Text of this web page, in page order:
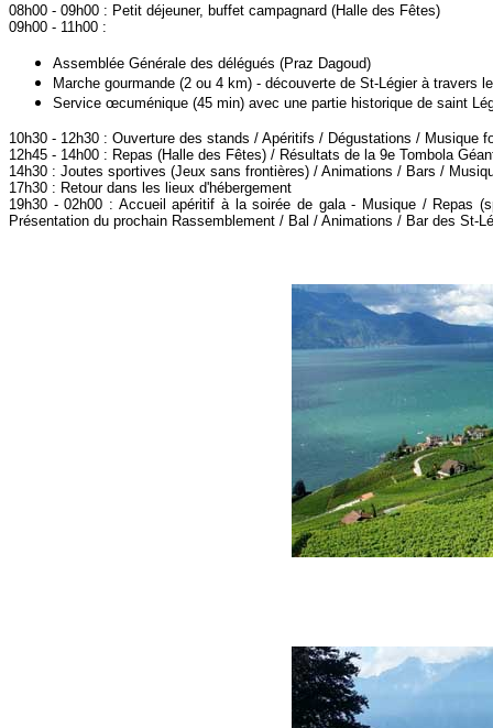
08h00 - 09h00 : Petit déjeuner, buffet campagnard (Halle des Fêtes)
09h00 - 11h00 :
Assemblée Générale des délégués (Praz Dagoud)
Marche gourmande (2 ou 4 km) - découverte de St-Légier à travers
Service œcuménique (45 min) avec une partie historique de saint
10h30 - 12h30 : Ouverture des stands / Apéritifs / Dégustations / Musique
12h45 - 14h00 : Repas (Halle des Fêtes) / Résultats de la 9e Tombola
14h30 : Joutes sportives (Jeux sans frontières) / Animations / Bars /
17h30 : Retour dans les lieux d'hébergement
19h30 - 02h00 : Accueil apéritif à la soirée de gala - Musique / Repas
Présentation du prochain Rassemblement / Bal / Animations / Bar des St-